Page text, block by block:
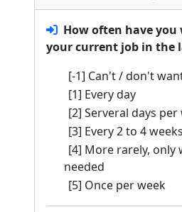
How often have
your current job in the
[-1] Can't / don't
[1] Every day
[2] Serveral days per
[3] Every 2 to 4 weeks
[4] More rarely, only
needed
[5] Once per week